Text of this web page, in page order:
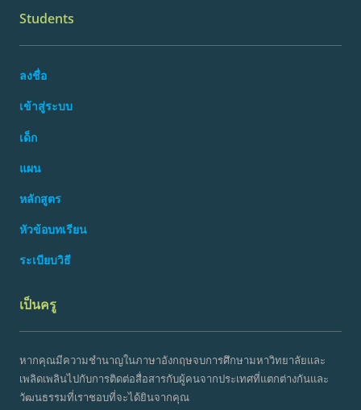
Students
ลงชื่อ
เข้าสู่ระบบ
เด็ก
แผน
หลักสูตร
หัวข้อบทเรียน
ระเบียบวิธี
เป็นครู
หากคุณมีความชำนาญในภาษาอังกฤษจบการศึกษามหาวิทยาลัยและ
เพลิดเพลินไปกับการติดต่อสื่อสารกับผู้คนจากประเทศที่แตกต่างกันและ
วัฒนธรรมที่เราชอบที่จะได้ยินจากคุณ